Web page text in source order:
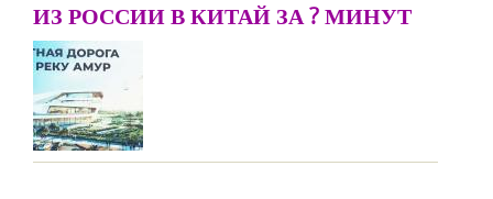
ИЗ РОССИИ В КИТАЙ ЗА ? МИНУТ